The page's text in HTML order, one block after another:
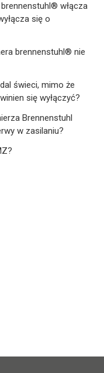
włącza
się o
brennenstuhl® nie
świeci, mimo że
się wyłączyć?
Brennenstuhl
w zasilaniu?